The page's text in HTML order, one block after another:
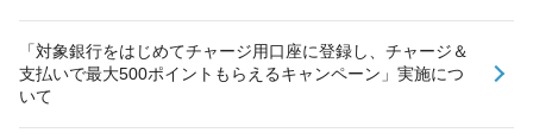
「対象銀行をはじめてチャージ用口座に登録し、チャージ＆
支払いで最大500ポイントもらえるキャンペーン」実施につ
いて